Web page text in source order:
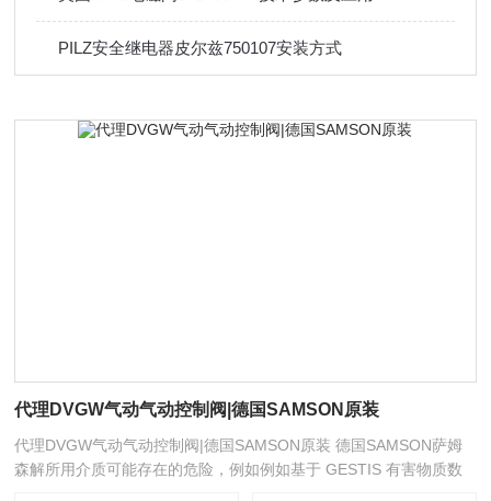
PILZ安全继电器皮尔兹750107安装方式
代理DVGW气动气动控制阀|德国SAMSON原装
代理DVGW气动气动控制阀|德国SAMSON原装 德国SAMSON萨姆
森解所用介质可能存在的危险，例如例如基于 GESTIS 有害物质数